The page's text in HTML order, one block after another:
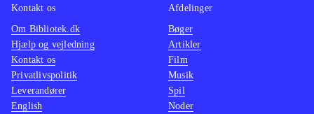
Kontakt os
Om Bibliotek.dk
Hjælp og vejledning
Kontakt os
Privatlivspolitik
Leverandører
English
Afdelinger
Bøger
Artikler
Film
Musik
Spil
Noder